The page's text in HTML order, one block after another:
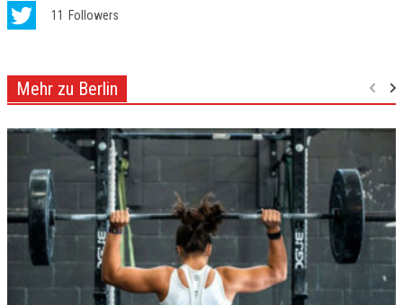
11 Followers
Mehr zu Berlin